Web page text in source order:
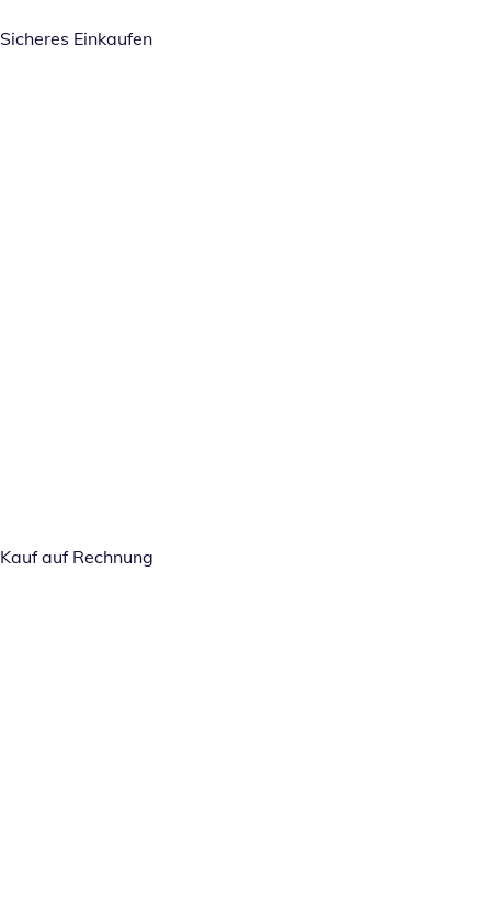
Sicheres Einkaufen
Kauf auf Rechnung